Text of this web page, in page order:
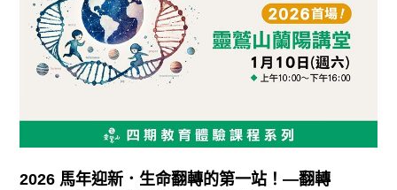
2026 馬年迎新．生命翻轉的第一站！—翻轉